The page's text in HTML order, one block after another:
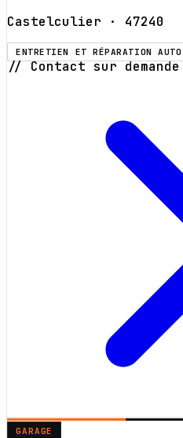
Castelculier · 47240
ENTRETIEN ET RÉPARATION AUTO
// Contact sur demande
GARAGE